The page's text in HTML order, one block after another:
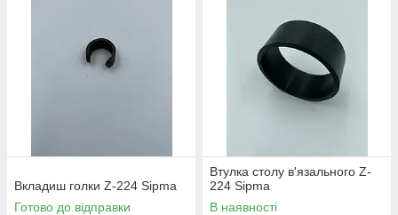
Вкладиш голки Z-224 Sipma
Готово до відправки
Втулка столу в'язального Z-
224 Sipma
В наявності